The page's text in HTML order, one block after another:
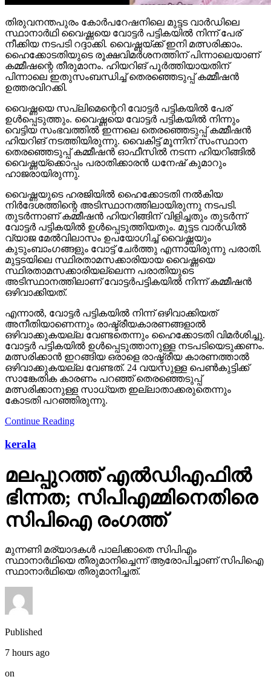
തിരുവനന്തപുരം കോര്‍പറേഷനിലെ മുട്ടട വാര്‍ഡിലെ
സ്ഥാനാര്‍ഥി വൈഷ്ണയെ വോട്ടര്‍ പട്ടികയില്‍ നിന്ന് പേര്
നീക്കിയ നടപടി റദ്ദാക്കി. വൈഷ്ണയ്ക്ക് ഇനി മത്സരിക്കാം.
ഹൈക്കോടതിയുടെ രൂക്ഷവിമര്‍ശനത്തിന് പിന്നാലെയാണ്
കമ്മീഷന്റെ തീരുമാനം. ഹിയറിങ് പൂര്‍ത്തിയായതിന്
പിന്നാലെ ഇതുസംബന്ധിച്ച് തെരഞ്ഞെടുപ്പ് കമ്മീഷന്‍
ഉത്തരവിറക്കി.
വൈഷ്ണയെ സപ്ലിമെന്റെറി വോട്ടര്‍ പട്ടികയില്‍ പേര്
ഉള്‍പ്പെടുത്തും. വൈഷ്ണയെ വോട്ടര്‍ പട്ടികയില്‍ നിന്നും
വെട്ടിയ സംഭവത്തില്‍ ഇന്നലെ തെരഞ്ഞെടുപ്പ് കമ്മീഷന്‍
ഹിയറിങ് നടത്തിയിരുന്നു. വൈകിട്ട് മൂന്നിന് സംസ്ഥാന
തെരഞ്ഞെടുപ്പ് കമ്മീഷന്‍ ഓഫീസില്‍ നടന്ന ഹിയറിങ്ങില്‍
വൈഷ്ണയ്‌ക്കൊപ്പം പരാതിക്കാരന്‍ ധനേഷ് കുമാറും
ഹാജരായിരുന്നു.
വൈഷ്ണയുടെ ഹരജിയില്‍ ഹൈക്കോടതി നല്‍കിയ
നിര്‍ദേശത്തിന്റെ അടിസ്ഥാനത്തിലായിരുന്നു നടപടി.
തുടര്‍ന്നാണ് കമ്മീഷന്‍ ഹിയറിങ്ങിന് വിളിച്ചതും തുടര്‍ന്ന്
വോട്ടര്‍ പട്ടികയില്‍ ഉള്‍പ്പെടുത്തിയതും. മുട്ടട വാര്‍ഡില്‍
വ്യാജ മേല്‍വിലാസം ഉപയോഗിച്ച് വൈഷ്ണയും
കുടുംബാംഗങ്ങളും വോട്ട് ചേര്‍ത്തു എന്നായിരുന്നു പരാതി.
മുട്ടടയിലെ സ്ഥിരതാമസക്കാരിയായ വൈഷ്ണയെ
സ്ഥിരതാമസക്കാരിയല്ലെന്ന പരാതിയുടെ
അടിസ്ഥാനത്തിലാണ് വോട്ടര്‍പട്ടികയില്‍ നിന്ന് കമ്മീഷന്‍
ഒഴിവാക്കിയത്.
എന്നാല്‍, വോട്ടര്‍ പട്ടികയില്‍ നിന്ന് ഒഴിവാക്കിയത്
അനീതിയാണെന്നും രാഷ്ട്രീയകാരണങ്ങളാല്‍
ഒഴിവാക്കുകയല്ല വേണ്ടതെന്നും ഹൈക്കോടതി വിമര്‍ശിച്ചു.
വോട്ടര്‍ പട്ടികയില്‍ ഉള്‍പ്പെടുത്താനുള്ള നടപടിയെടുക്കണം.
മത്സരിക്കാന്‍ ഇറങ്ങിയ ഒരാളെ രാഷ്ട്രീയ കാരണത്താല്‍
ഒഴിവാക്കുകയല്ല വേണ്ടത്. 24 വയസുള്ള പെണ്‍കുട്ടിക്ക്
സാങ്കേതിക കാരണം പറഞ്ഞ് തെരഞ്ഞെടുപ്പ്
മത്സരിക്കാനുള്ള സാധ്യത ഇല്ലാതാക്കരുതെന്നും
കോടതി പറഞ്ഞിരുന്നു.
Continue Reading
kerala
മലപ്പുറത്ത് എല്‍ഡിഎഫില്‍
ഭിന്നത; സിപിഎമ്മിനെതിരെ
സിപിഐ രംഗത്ത്
മുന്നണി മര്യാദകള്‍ പാലിക്കാതെ സിപിഎം
സ്ഥാനാര്‍ഥിയെ തീരുമാനിച്ചെന്ന് ആരോപിച്ചാണ് സിപിഐ
സ്ഥാനാര്‍ഥിയെ തീരുമാനിച്ചത്.
Published
7 hours ago
on